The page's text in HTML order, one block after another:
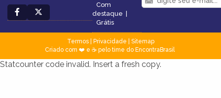
Com
destaque |
Grátis
Termos| Privacidade
Sitemap
Criado com ❤️ e ☕ pelo time do EncontraBrasil
Statcounter code invalid. Insert a fresh copy.